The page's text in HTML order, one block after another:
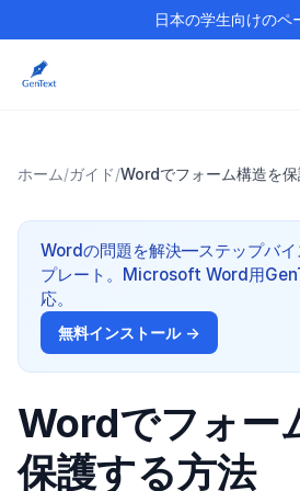
日本の学生向けの
ホーム/ガイド/Wordでフォーム構造を
Wordの問題を解決—ステップバイ
プレート。Microsoft Word用
応。
無料インストール →
Wordでフォー
保護する方法